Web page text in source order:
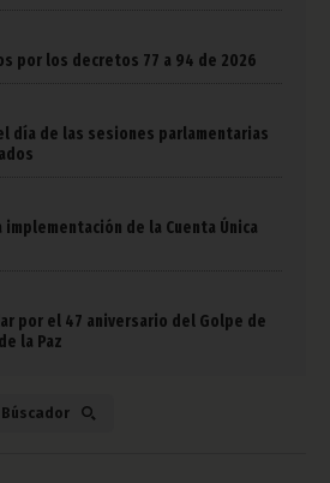
por los decretos 77 a 94 de 2026
día de las sesiones parlamentarias
de la Cuenta Única
por el 47 aniversario del Golpe de
la Paz
Búscador